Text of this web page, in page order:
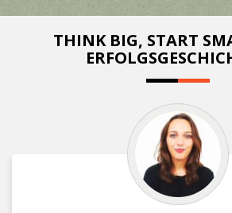
THINK BIG, START